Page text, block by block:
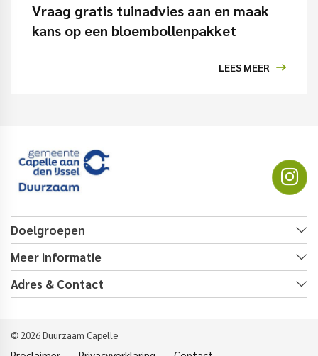
Vraag gratis tuinadvies aan en maak
kans op een bloembollenpakket
LEES MEER
Doelgroepen
Meer informatie
Adres & Contact
© 2026 Duurzaam Capelle